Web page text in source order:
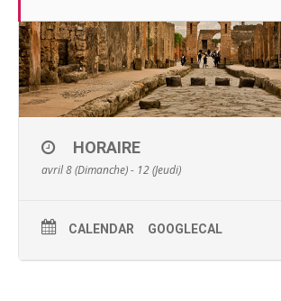
HORAIRE
avril 8 (Dimanche) - 12 (Jeudi)
CALENDAR GOOGLECAL